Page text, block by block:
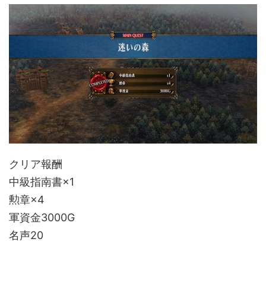
クリア報酬
中級指南書×1
勲章×4
軍資金3000G
名声20